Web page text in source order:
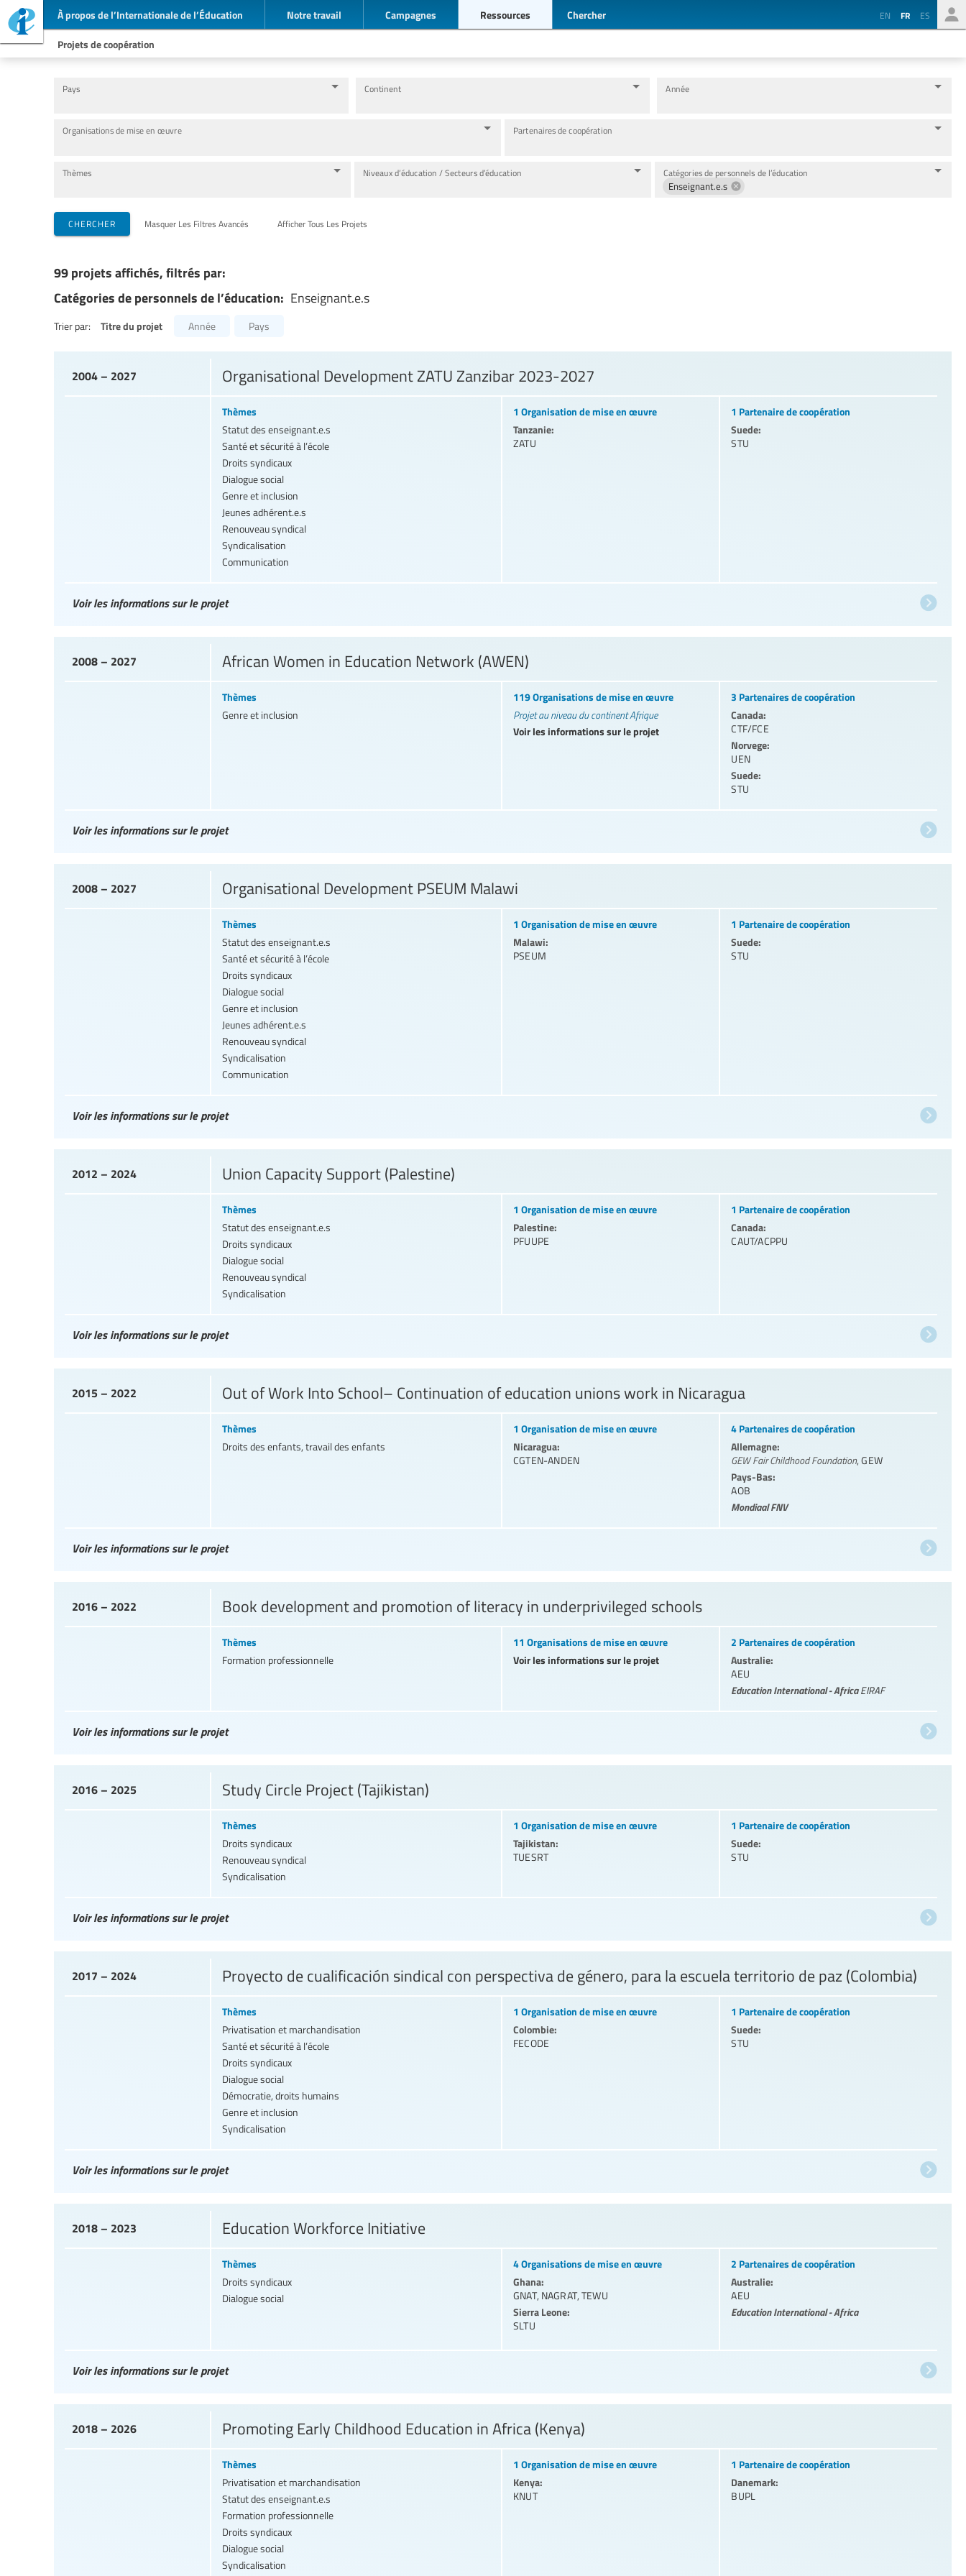
À propos de l’Internationale de l’Éducation Notre travail Campagnes Ressources Chercher EN FR ES
Projets de coopération
Pays Continent Année
Organisations de mise en œuvre Partenaires de coopération
Thèmes Niveaux d’éducation / Secteurs d’éducation Catégories de personnels de l’éducation
Enseignant.e.s
CHERCHER Masquer Les Filtres Avancés Afficher Tous Les Projets
99 projets affichés, filtrés par:
Catégories de personnels de l’éducation: Enseignant.e.s
Trier par: Titre du projet Année Pays
2004 – 2027 Organisational Development ZATU Zanzibar 2023-2027
Thèmes
Statut des enseignant.e.s
Santé et sécurité à l’école
Droits syndicaux
Dialogue social
Genre et inclusion
Jeunes adhérent.e.s
Renouveau syndical
Syndicalisation
Communication
1 Organisation de mise en œuvre
Tanzanie:
ZATU
1 Partenaire de coopération
Suede:
STU
Voir les informations sur le projet
2008 – 2027 African Women in Education Network (AWEN)
Thèmes
Genre et inclusion
119 Organisations de mise en œuvre
Projet au niveau du continent Afrique
Voir les informations sur le projet
3 Partenaires de coopération
Canada:
CTF/FCE
Norvege:
UEN
Suede:
STU
Voir les informations sur le projet
2008 – 2027 Organisational Development PSEUM Malawi
Thèmes
Statut des enseignant.e.s
Santé et sécurité à l’école
Droits syndicaux
Dialogue social
Genre et inclusion
Jeunes adhérent.e.s
Renouveau syndical
Syndicalisation
Communication
1 Organisation de mise en œuvre
Malawi:
PSEUM
1 Partenaire de coopération
Suede:
STU
Voir les informations sur le projet
2012 – 2024 Union Capacity Support (Palestine)
Thèmes
Statut des enseignant.e.s
Droits syndicaux
Dialogue social
Renouveau syndical
Syndicalisation
1 Organisation de mise en œuvre
Palestine:
PFUUPE
1 Partenaire de coopération
Canada:
CAUT/ACPPU
Voir les informations sur le projet
2015 – 2022 Out of Work Into School– Continuation of education unions work in Nicaragua
Thèmes
Droits des enfants, travail des enfants
1 Organisation de mise en œuvre
Nicaragua:
CGTEN-ANDEN
4 Partenaires de coopération
Allemagne:
GEW Fair Childhood Foundation,GEW
Pays-Bas:
AOB
Mondiaal FNV
Voir les informations sur le projet
2016 – 2022 Book development and promotion of literacy in underprivileged schools
Thèmes
Formation professionnelle
11 Organisations de mise en œuvre
Voir les informations sur le projet
2 Partenaires de coopération
Australie:
AEU
Education International - AfricaEIRAF
Voir les informations sur le projet
2016 – 2025 Study Circle Project (Tajikistan)
Thèmes
Droits syndicaux
Renouveau syndical
Syndicalisation
1 Organisation de mise en œuvre
Tajikistan:
TUESRT
1 Partenaire de coopération
Suede:
STU
Voir les informations sur le projet
2017 – 2024 Proyecto de cualificación sindical con perspectiva de género, para la escuela territorio de paz (Colombia)
Thèmes
Privatisation et marchandisation
Santé et sécurité à l’école
Droits syndicaux
Dialogue social
Démocratie, droits humains
Genre et inclusion
Syndicalisation
1 Organisation de mise en œuvre
Colombie:
FECODE
1 Partenaire de coopération
Suede:
STU
Voir les informations sur le projet
2018 – 2023 Education Workforce Initiative
Thèmes
Droits syndicaux
Dialogue social
4 Organisations de mise en œuvre
Ghana:
GNAT, NAGRAT, TEWU
Sierra Leone:
SLTU
2 Partenaires de coopération
Australie:
AEU
Education International - Africa
Voir les informations sur le projet
2018 – 2026 Promoting Early Childhood Education in Africa (Kenya)
Thèmes
Privatisation et marchandisation
Statut des enseignant.e.s
Formation professionnelle
Droits syndicaux
Dialogue social
Syndicalisation
1 Organisation de mise en œuvre
Kenya:
KNUT
1 Partenaire de coopération
Danemark:
BUPL